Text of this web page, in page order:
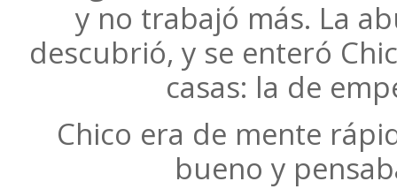
y no trabajó más. La
descubrió, y se enteró
casas: la de
Chico era de mente
bueno y